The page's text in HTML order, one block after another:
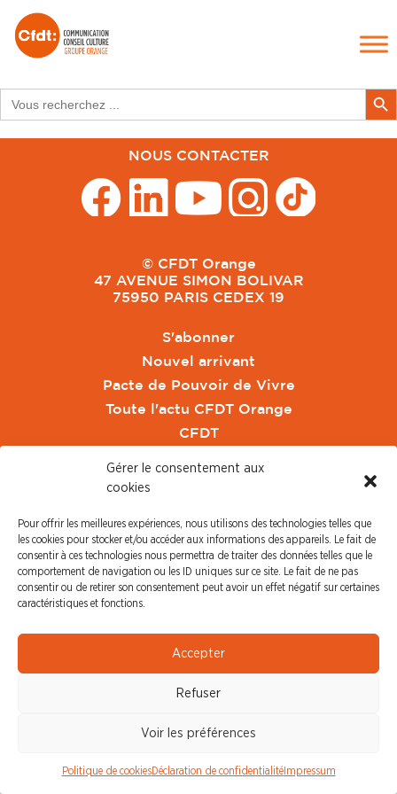
Gérer le consentement aux
cookies
Pour offrir les meilleures expériences, nous utilisons des technologies telles que
les cookies pour stocker et/ou accéder aux informations des appareils. Le fait de
consentir à ces technologies nous permettra de traiter des données telles que le
comportement de navigation ou les ID uniques sur ce site. Le fait de ne pas
consentir ou de retirer son consentement peut avoir un effet négatif sur certaines
caractéristiques et fonctions.
Accepter
Refuser
Voir les préférences
Politique de cookiesDéclaration de confidentialitéImpressum
for:
Search
NOUS CONTACTER
© CFDT Orange
47 AVENUE SIMON BOLIVAR
75950 PARIS CEDEX 19
S'abonner
Nouvel arrivant
Pacte de Pouvoir de Vivre
Toute l'actu CFDT Orange
CFDT
CFDT Retraités
CFDT F3C
PRESSE
Communiqué de Presse
Nous contacter
Mentions Légales